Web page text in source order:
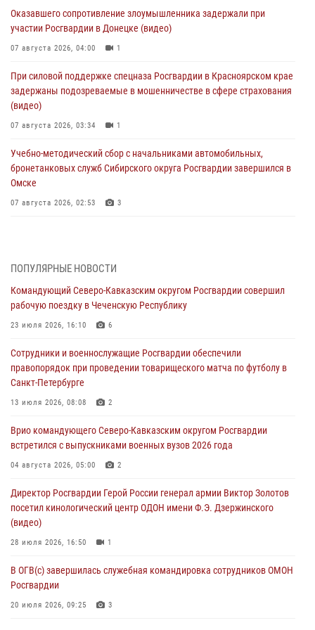
Оказавшего сопротивление злоумышленника задержали при
участии Росгвардии в Донецке (видео)
07 августа 2026, 04:00 1
При силовой поддержке спецназа Росгвардии в Красноярском крае
задержаны подозреваемые в мошенничестве в сфере страхования
(видео)
07 августа 2026, 03:34 1
Учебно-методический сбор с начальниками автомобильных,
бронетанковых служб Сибирского округа Росгвардии завершился в
Омске
07 августа 2026, 02:53 3
В Нижнем Новгороде состоялось Всероссийское совещание-
семинар по вопросам развития вневедомственной охраны
06 августа 2026, 14:47 10 1
В Брянске сотрудники и военнослужащие Росгвардии почтили
память Героя России Олега Визнюка
В кинологическом центре Уральского округа Росгвардии почтили
память товарищей, погибших при исполнении воинского долга
В Центральном округе Росгвардии прошли мероприятия к
108‑летию генерала армии И.К. Яковлева
06 августа 2026, 13:24
ПОПУЛЯРНЫЕ НОВОСТИ
Командующий Северо-Кавказским округом Росгвардии совершил
рабочую поездку в Чеченскую Республику
23 июля 2026, 16:10 6
Сотрудники и военнослужащие Росгвардии обеспечили
правопорядок при проведении товарищеского матча по футболу в
Санкт-Петербурге
13 июля 2026, 08:08 2
Врио командующего Северо-Кавказским округом Росгвардии
встретился с выпускниками военных вузов 2026 года
04 августа 2026, 05:00 2
Директор Росгвардии Герой России генерал армии Виктор Золотов
посетил кинологический центр ОДОН имени Ф.Э. Дзержинского
(видео)
28 июля 2026, 16:50 1
В ОГВ(с) завершилась служебная командировка сотрудников ОМОН
Росгвардии
20 июля 2026, 09:25 3